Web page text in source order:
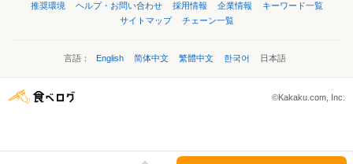
推奨環境
ヘルプ・お問い合わせ 採用情報 企業情報
キーワード一覧
サイトマップ
チェーン一覧
言語： English 简体中文 繁體中文 한국어 日本語
©Kakaku.com, Inc.